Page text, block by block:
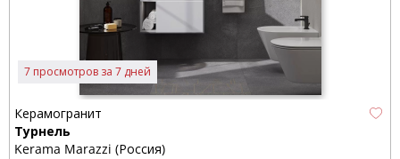
7 просмотров за 7 дней
Керамогранит
Турнель
Kerama Marazzi (Россия)